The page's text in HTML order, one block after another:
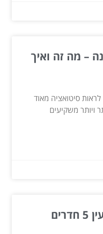
– מה זה ואיך
סיטואציה מאוד
ויותר משקיעים